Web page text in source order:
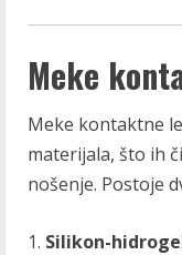
Meke
Meke kontaktne
materijala, što ih
nošenje. Postoje
Silikon-